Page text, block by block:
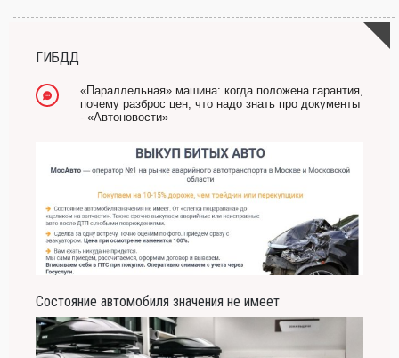
-- Лучшее, что можно сделать с хорошим советом, это пропустить его мимо ушей.
Он никогда не бывает полезен никому, кроме того, кто его дал.
ГИБДД
«Параллельная» машина: когда положена гарантия,
почему разброс цен, что надо знать про документы
- «Автоновости»
Состояние автомобиля значения не имеет